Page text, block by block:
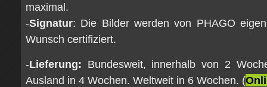
maximal.
-Signatur: Die Bilder werden von PHAGO
Wunsch certifiziert.
-Lieferung: Bundesweit, innerhalb von 2
Ausland in 4 Wochen. Weltweit in 6 Wochen. (